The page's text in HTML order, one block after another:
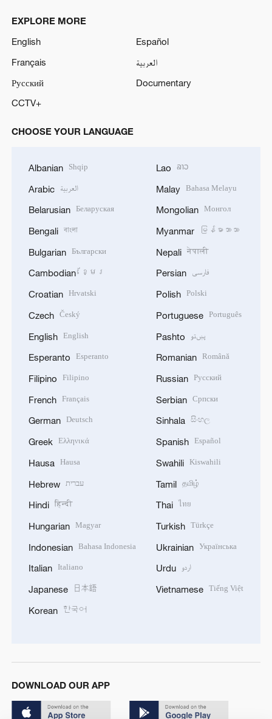
EXPLORE MORE
English
Español
Français
العربية
Русский
Documentary
CCTV+
CHOOSE YOUR LANGUAGE
Albanian Shqip
Arabic العربية
Belarusian Беларуская
Bengali বাংলা
Bulgarian Български
Cambodian ខ្មែរ
Croatian Hrvatski
Czech Český
English English
Esperanto Esperanto
Filipino Filipino
French Français
German Deutsch
Greek Ελληνικά
Hausa Hausa
Hebrew עברית
Hindi हिन्दी
Hungarian Magyar
Indonesian Bahasa Indonesia
Italian Italiano
Japanese 日本語
Korean 한국어
Lao ລາວ
Malay Bahasa Melayu
Mongolian Монгол
Myanmar မြန်မာဘာသာ
Nepali नेपाली
Persian فارسی
Polish Polski
Portuguese Português
Pashto پښتو
Romanian Română
Russian Русский
Serbian Српски
Sinhala සිංහල
Spanish Español
Swahili Kiswahili
Tamil தமிழ்
Thai ไทย
Turkish Türkçe
Ukrainian Українська
Urdu اردو
Vietnamese Tiếng Việt
DOWNLOAD OUR APP